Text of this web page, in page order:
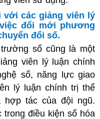
với các giảng viên lý
đổi mới phương
đổi số.
số cũng là một
viên lý luận chính
số, năng lực giao
lý luận chính trị thể
hợp tác của đội ngũ.
điều kiện số hóa